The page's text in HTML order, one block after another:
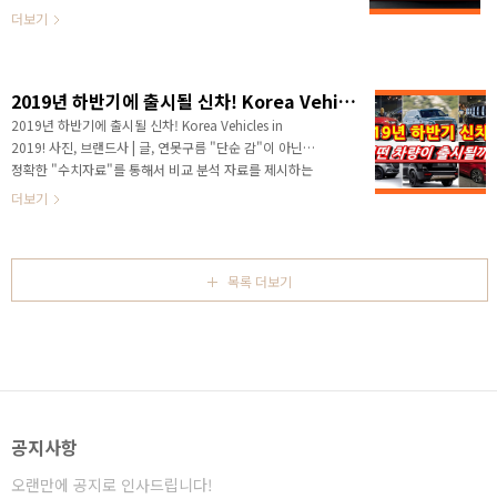
알리는 계기가 만들었습니다..
비교 분석 자료를 제시하는 연못구름입니다! 안녕하세
플랫폼을 처음 적용한 신형 쏘나타가 출시되면서 지금
까지 멋진 디자인, 쾌적한 실내공간, 여유로운 트렁크 적
재용량, 파워트레인을 기준으로 차량을 구입하셨던 분
들께서 플랫폼에 대해서 자주 질문을 주시고 있습니다.
이유는 자동차를 구입하는 기준이 바꿨기 때문인데요!
결론부터 미리 말씀드리면 플랫폼은 여러분이 알고 계
더보기
2019년 하반기에 출시될 신차! Korea Vehicles in 2019!
2019년 하반기에 출시될 신차! Korea Vehicles in
2019! 사진, 브랜드사 | 글, 연못구름 "단순 감"이 아닌
정확한 "수치자료"를 통해서 비교 분석 자료를 제시하는
연못구름입니다! 안녕하세요? 연못구름입니다. 어느덧
차를 좋아하는 분들에게 즐거움을 줄까요? 2019년도에
상반기에 출시된 차량을 짧게 살펴보고 하반기에 출시될
차량을 살펴보겠습니다. # 2019년 상반기에 출시된 신
량을 선보이고 있습니다. 20..
더보기
목록 더보기
공지사항
오랜만에 공지로 인사드립니다!